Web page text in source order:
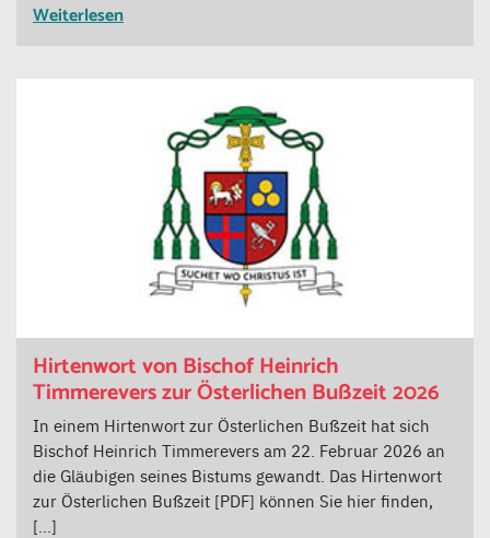
Weiterlesen
Hirtenwort von Bischof Heinrich
Timmerevers zur Österlichen Bußzeit 2026
In einem Hirtenwort zur Österlichen Bußzeit hat sich
Bischof Heinrich Timmerevers am 22. Februar 2026 an
die Gläubigen seines Bistums gewandt. Das Hirtenwort
zur Österlichen Bußzeit [PDF] können Sie hier finden,
[…]